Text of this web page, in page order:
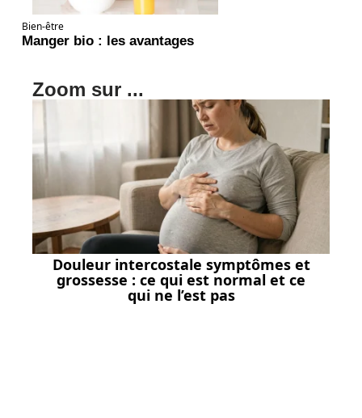
Bien-être
Manger bio : les avantages
Zoom sur ...
Douleur intercostale symptômes et
grossesse : ce qui est normal et ce
qui ne l’est pas